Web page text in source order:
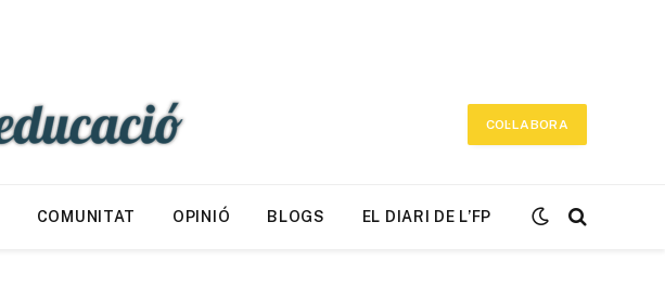
COL·LABORA
COMUNITAT OPINIÓ BLOGS EL DIARI DE L’FP